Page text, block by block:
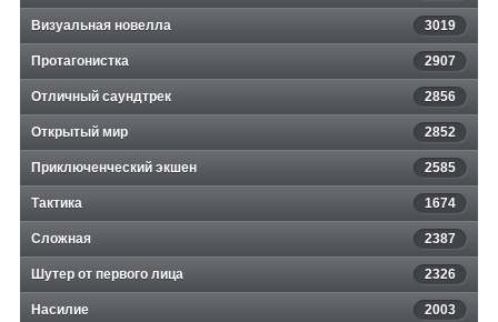
Визуальная новелла 3019
Протагонистка 2907
Отличный саундтрек 2856
Открытый мир 2852
Приключенческий экшен 2585
Тактика 1674
Сложная 2387
Шутер от первого лица 2326
Насилие 2003